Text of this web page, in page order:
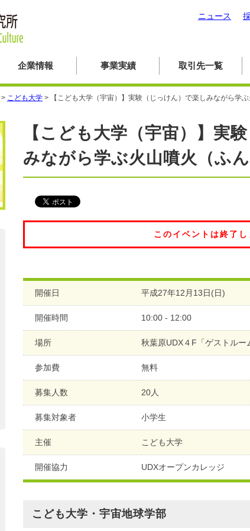
ニュース
企業情報 事業実績 取引先一覧
> こども大学 > 【こども大学（宇宙）】実験（じっけん）で楽しみながら学
【こども大学（宇宙）】実
みながら学ぶ火山噴火（ふ
このイベントは終了
開催日 平成27年12月13日(日)
開催時間 10:00 - 12:00
場所 秋葉原UDX４F「ゲストルー
参加費 無料
募集人数 20人
募集対象者 小学生
主催 こども大学
開催協力 UDXオープンカレッジ
こども大学・宇宙地球学部